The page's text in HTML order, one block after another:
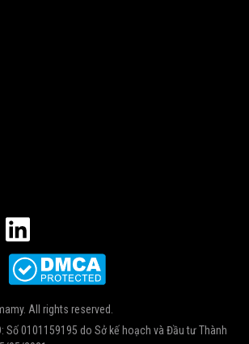
All rights reserved.
Số 0101159195 do Sở kế hoạch và Đầu tư Thành